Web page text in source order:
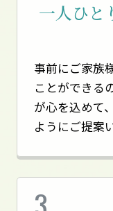
一人ひと
事前にご家族
ことができる
が心を込めて
ようにご提案